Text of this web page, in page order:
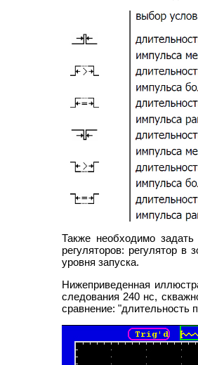
Также необходимо
регуляторов: регулятор в
уровня запуска.
Нижеприведенная
следования 240 нс,
сравнение: "длительность